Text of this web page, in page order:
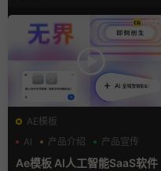
AE模板
AI
产品介绍 产品宣传
Ae模板 AI人工智能SaaS软件